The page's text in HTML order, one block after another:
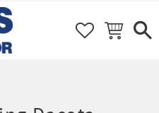
FAVORITER
KUNDVAGN